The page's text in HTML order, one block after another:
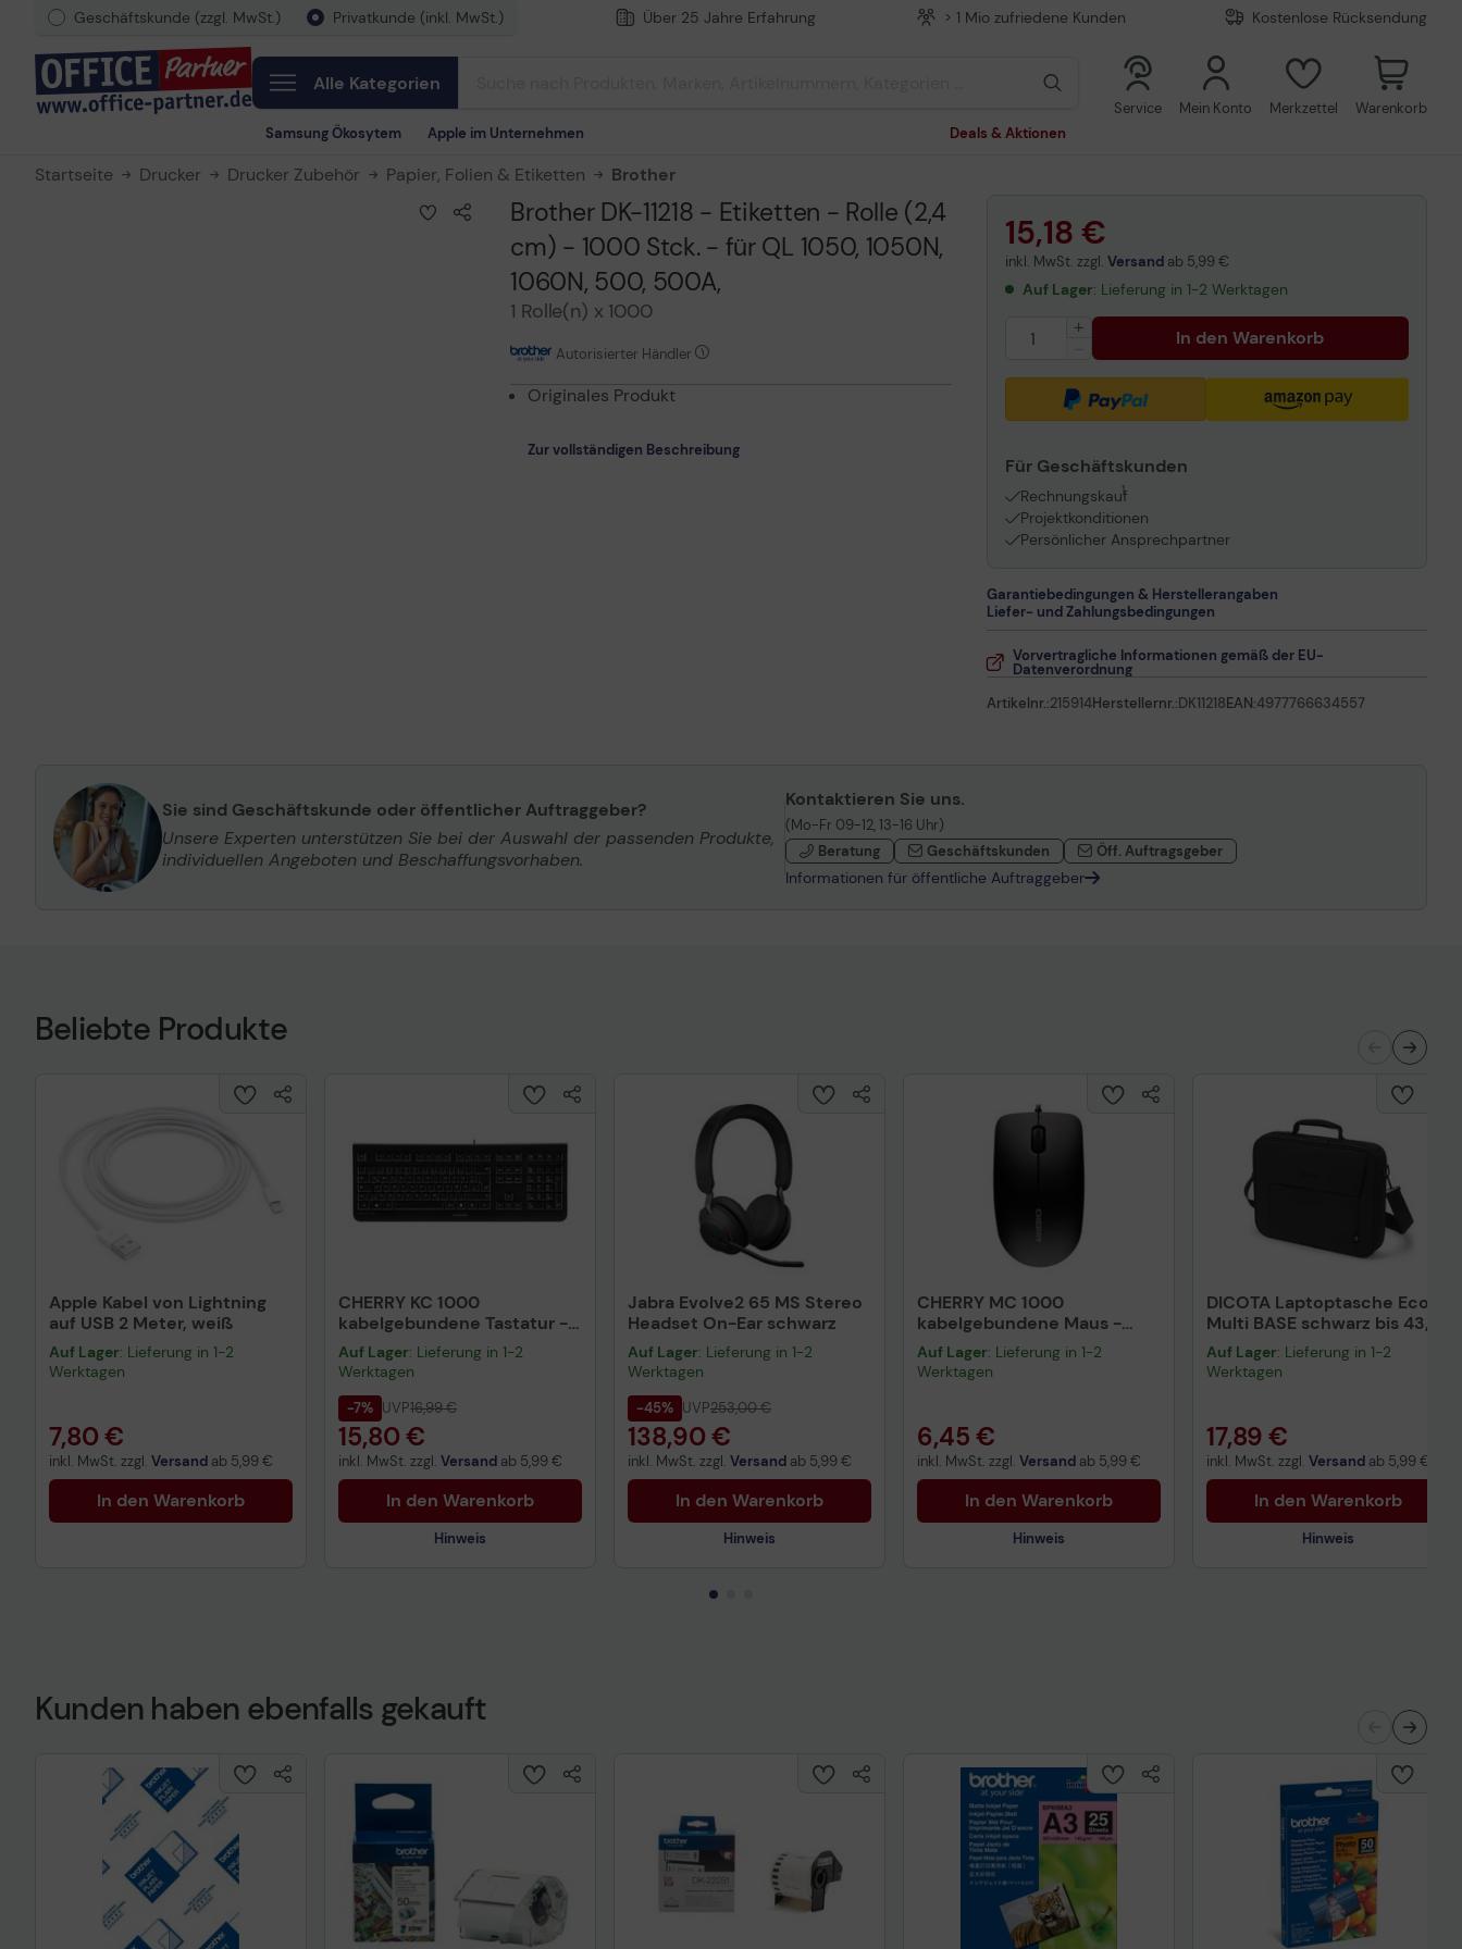
Geschäftskunde (zzgl. MwSt.) Privatkunde (inkl. MwSt.) Über 25 Jahre Erfahrung > 1 Mio zufriedene Kunden Kostenlose Rücksendung
Alle Kategorien
Samsung Ökosytem Apple im Unternehmen Deals & Aktionen
Service Mein Konto Merkzettel Warenkorb
Startseite Drucker Drucker Zubehör Papier, Folien & Etiketten Brother
Brother DK-11218 - Etiketten - Rolle (2,4
cm) - 1000 Stck. - für QL 1050, 1050N,
1060N, 500, 500A,
1 Rolle(n) x 1000
Autorisierter Händler
Originales Produkt
Zur vollständigen Beschreibung
15,18 €
inkl. MwSt. zzgl. Versandab 5,99 €
Auf Lager: Lieferung in 1-2 Werktagen
In den Warenkorb
Für Geschäftskunden
Rechnungskauf
1
Projektkonditionen
Persönlicher Ansprechpartner
Garantiebedingungen & Herstellerangaben
Liefer- und Zahlungsbedingungen
Vorvertragliche Informationen gemäß der EU-
Datenverordnung
Artikelnr.:215914Herstellernr.:DK11218EAN:4977766634557
Sie sind Geschäftskunde oder öffentlicher Auftraggeber?
Unsere Experten unterstützen Sie bei der Auswahl der passenden Produkte,
individuellen Angeboten und Beschaffungsvorhaben.
Kontaktieren Sie uns.
(Mo-Fr 09-12, 13-16 Uhr)
Beratung
Geschäftskunden Öff. Auftragsgeber
Informationen für öffentliche Auftraggeber
Beliebte Produkte
Apple Kabel von Lightning
auf USB 2 Meter, weiß
Auf Lager: Lieferung in 1-2
Werktagen
7,80 €
inkl. MwSt. zzgl. Versand ab 5,99 €
In den Warenkorb
CHERRY KC 1000
kabelgebundene Tastatur -
QWERTZ DE - schwarz
Auf Lager: Lieferung in 1-2
Werktagen
-7% UVP16,99 €
15,80 €
inkl. MwSt. zzgl. Versand ab 5,99 €
In den Warenkorb
Hinweis
Technisches Produktdatenblatt
Jabra Evolve2 65 MS Stereo
Headset On-Ear schwarz
Auf Lager: Lieferung in 1-2
Werktagen
-45% UVP253,00 €
138,90 €
inkl. MwSt. zzgl. Versand ab 5,99 €
In den Warenkorb
Hinweis
CHERRY MC 1000
kabelgebundene Maus -
schwarz
Auf Lager: Lieferung in 1-2
Werktagen
6,45 €
inkl. MwSt. zzgl. Versand ab 5,99 €
In den Warenkorb
Hinweis
DICOTA Laptoptasche Eco
Multi BASE schwarz bis 43,9
cm (17,3 Zoll)
Auf Lager: Lieferung in 1-2
Werktagen
17,89 €
inkl. MwSt. zzgl. Versand ab 5,99 €
In den Warenkorb
Hinweis
Kunden haben ebenfalls gekauft